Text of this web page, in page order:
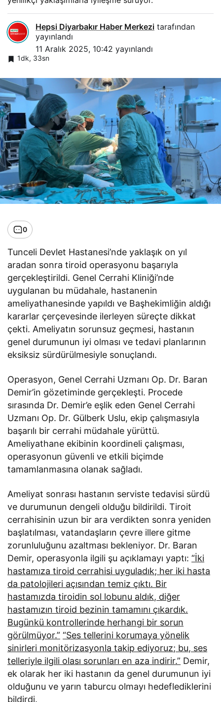
Hepsi Diyarbakır Haber Merkezi tarafından
yayınlandı
11 Aralık 2025, 10:42 yayınlandı
1dk, 33sn
0
Tunceli Devlet Hastanesi’nde yaklaşık on yıl
aradan sonra tiroid operasyonu başarıyla
gerçekleştirildi. Genel Cerrahi Kliniği’nde
uygulanan bu müdahale, hastanenin
ameliyathanesinde yapıldı ve Başhekimliğin aldığı
kararlar çerçevesinde ilerleyen süreçte dikkat
çekti. Ameliyatın sorunsuz geçmesi, hastanın
genel durumunun iyi olması ve tedavi planlarının
eksiksiz sürdürülmesiyle sonuçlandı.
Operasyon, Genel Cerrahi Uzmanı Op. Dr. Baran
Demir’in gözetiminde gerçekleşti. Procede
sırasında Dr. Demir’e eşlik eden Genel Cerrahi
Uzmanı Op. Dr. Gülberk Uslu, ekip çalışmasıyla
başarılı bir cerrahi müdahale yürüttü.
Ameliyathane ekibinin koordineli çalışması,
operasyonun güvenli ve etkili biçimde
tamamlanmasına olanak sağladı.
Ameliyat sonrası hastanın serviste tedavisi sürdü
ve durumunun dengeli olduğu bildirildi. Tiroit
cerrahisinin uzun bir ara verdikten sonra yeniden
başlatılması, vatandaşların çevre illere gitme
zorunluluğunu azaltması bekleniyor. Dr. Baran
Demir, operasyonla ilgili şu açıklamayı yaptı:“İki
hastamıza tiroid cerrahisi uyguladık; her iki hasta
da patolojileri açısından temiz çıktı. Bir
hastamızda tiroidin sol lobunu aldık, diğer
hastamızın tiroid bezinin tamamını çıkardık.
Bugünkü kontrollerinde herhangi bir sorun
görülmüyor.” “Ses tellerini korumaya yönelik
sinirleri monitörizasyonla takip ediyoruz; bu, ses
telleriyle ilgili olası sorunları en aza indirir.” Demir,
ek olarak her iki hastanın da genel durumunun iyi
olduğunu ve yarın taburcu olmayı hedeflediklerini
bildirdi.